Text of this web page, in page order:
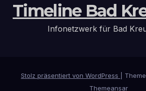
Timeline Bad
Infonetzwerk für Bad
Stolz präsentiert von WordPress
Themeansar